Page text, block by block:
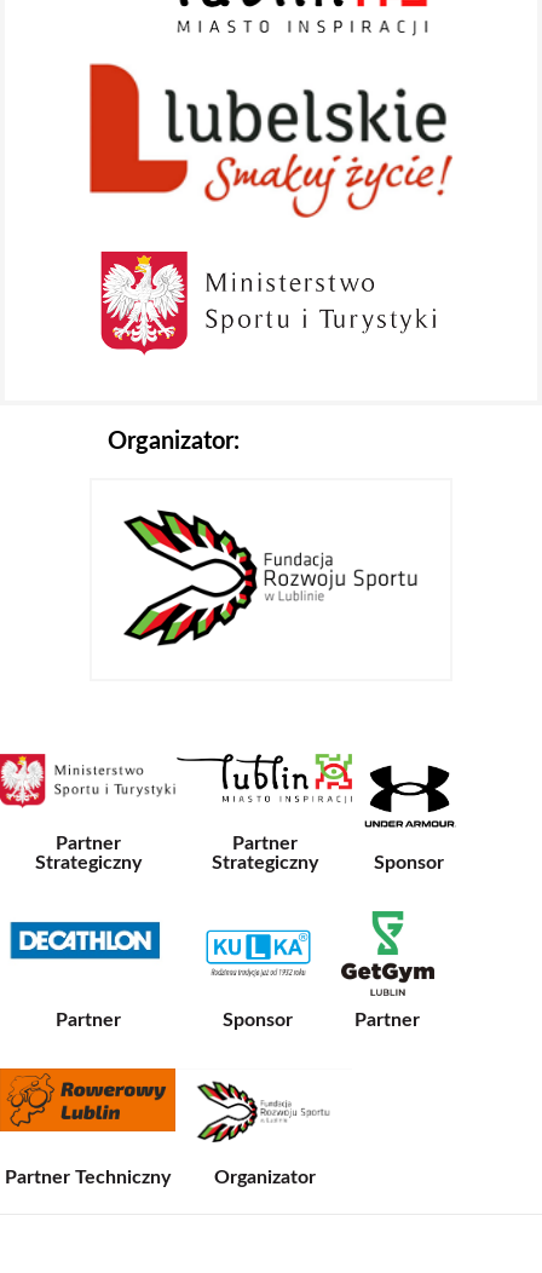
Organizator:
Partner
Strategiczny
Partner
Strategiczny
Sponsor
Partner Sponsor Partner
Partner Techniczny Organizator